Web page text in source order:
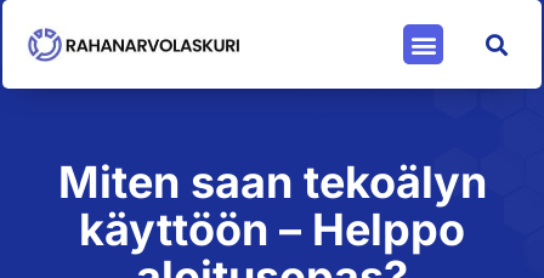
Miten saan tekoälyn
käyttöön – Helppo